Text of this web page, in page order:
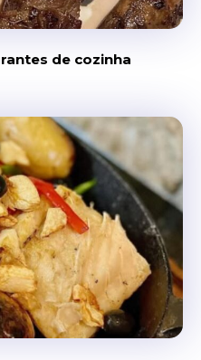
de cozinha